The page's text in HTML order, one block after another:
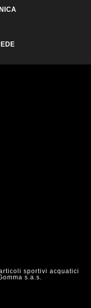
sportivi acquatici
s.a.s.